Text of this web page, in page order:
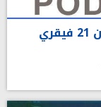
نشرة أخبار السابعة صباحا ليوم الإثنين 21 فيقري